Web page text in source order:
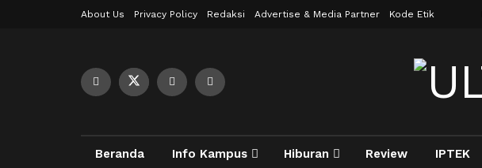
About Us Privacy Policy Redaksi Advertise & Media Partner Kode Etik
Beranda Info Kampus Hiburan Review IPTEK